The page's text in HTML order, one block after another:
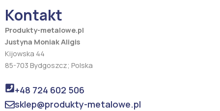
k a
m
Kontakt
Produkty-metalowe.pl
Justyna Moniak Aligis
Kijowska 44
85-703 Bydgoszcz; Polska
+48 724 602 506
sklep@produkty-metalowe.pl